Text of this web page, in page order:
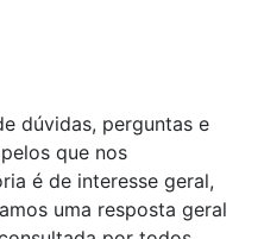
dúvidas, perguntas e
que nos
é de interesse geral,
uma resposta geral